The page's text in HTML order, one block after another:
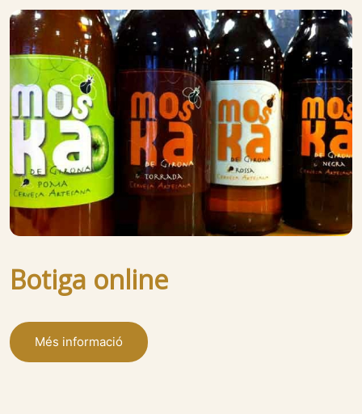
Botiga online
Més informació